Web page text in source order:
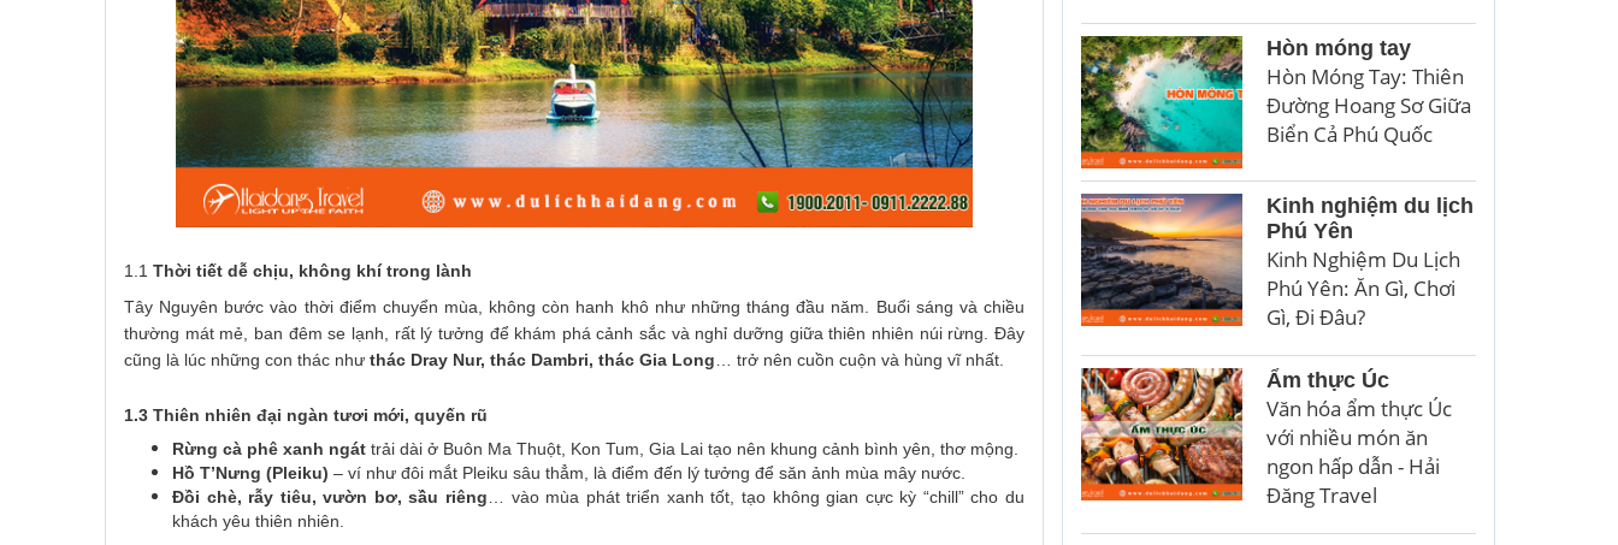
1.1 Thời tiết dễ chịu, không khí trong lành
Tây Nguyên bước vào thời điểm chuyển mùa, không còn hanh khô như những tháng đầu năm. Buổi sáng và chiều
thường mát mẻ, ban đêm se lạnh, rất lý tưởng để khám phá cảnh sắc và nghỉ dưỡng giữa thiên nhiên núi rừng. Đây
cũng là lúc những con thác như thác Dray Nur, thác Dambri, thác Gia Long… trở nên cuồn cuộn và hùng vĩ nhất.
1.3 Thiên nhiên đại ngàn tươi mới, quyến rũ
Rừng cà phê xanh ngát trải dài ở Buôn Ma Thuột, Kon Tum, Gia Lai tạo nên khung cảnh bình yên, thơ mộng.
Hồ T’Nưng (Pleiku) – ví như đôi mắt Pleiku sâu thẳm, là điểm đến lý tưởng để săn ảnh mùa mây nước.
Đồi chè, rẫy tiêu, vườn bơ, sầu riêng… vào mùa phát triển xanh tốt, tạo không gian cực kỳ “chill” cho du
khách yêu thiên nhiên.
Hòn móng tay
Hòn Móng Tay: Thiên
Đường Hoang Sơ Giữa
Biển Cả Phú Quốc
Kinh nghiệm du lịch
Phú Yên
Kinh Nghiệm Du Lịch
Phú Yên: Ăn Gì, Chơi
Gì, Đi Đâu?
Ẩm thực Úc
Văn hóa ẩm thực Úc
với nhiều món ăn
ngon hấp dẫn - Hải
Đăng Travel